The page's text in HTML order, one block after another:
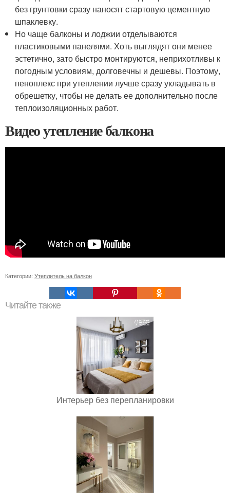
без грунтовки сразу наносят стартовую цементную
шпаклевку.
Но чаще балконы и лоджии отделываются
пластиковыми панелями. Хоть выглядят они менее
эстетично, зато быстро монтируются, неприхотливы к
погодным условиям, долговечны и дешевы. Поэтому,
пеноплекс при утеплении лучше сразу укладывать в
обрешетку, чтобы не делать ее дополнительно после
теплоизоляционных работ.
Видео утепление балкона
Категории: Утеплитель на балкон
Читайте также
Интерьер без перепланировки